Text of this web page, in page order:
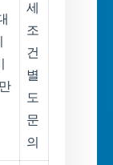
세
조
건
별
도
문
의